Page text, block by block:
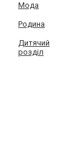
Мода
Родина
Дитячий
розділ